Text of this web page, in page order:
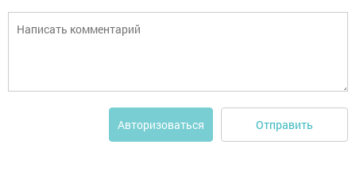
Авторизоваться Отправить